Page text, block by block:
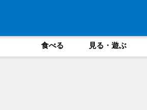
食べる 見る・遊ぶ